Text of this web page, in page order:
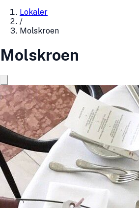
Lokaler
/
Molskroen
Molskroen